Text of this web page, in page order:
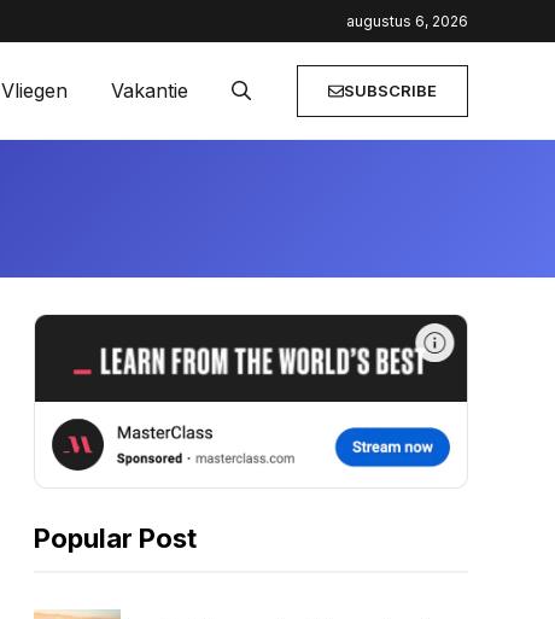
augustus 6, 2026
Vliegen Vakantie SUBSCRIBE
Popular Post